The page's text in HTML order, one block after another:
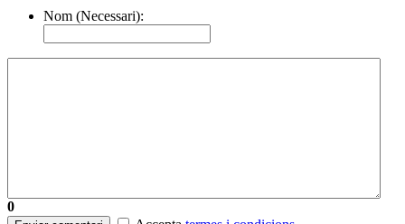
Nom (Necessari):
0